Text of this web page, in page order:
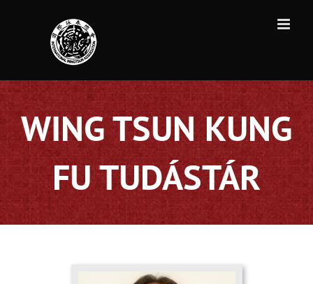
WING TSUN KUNG
FU TUDÁSTÁR